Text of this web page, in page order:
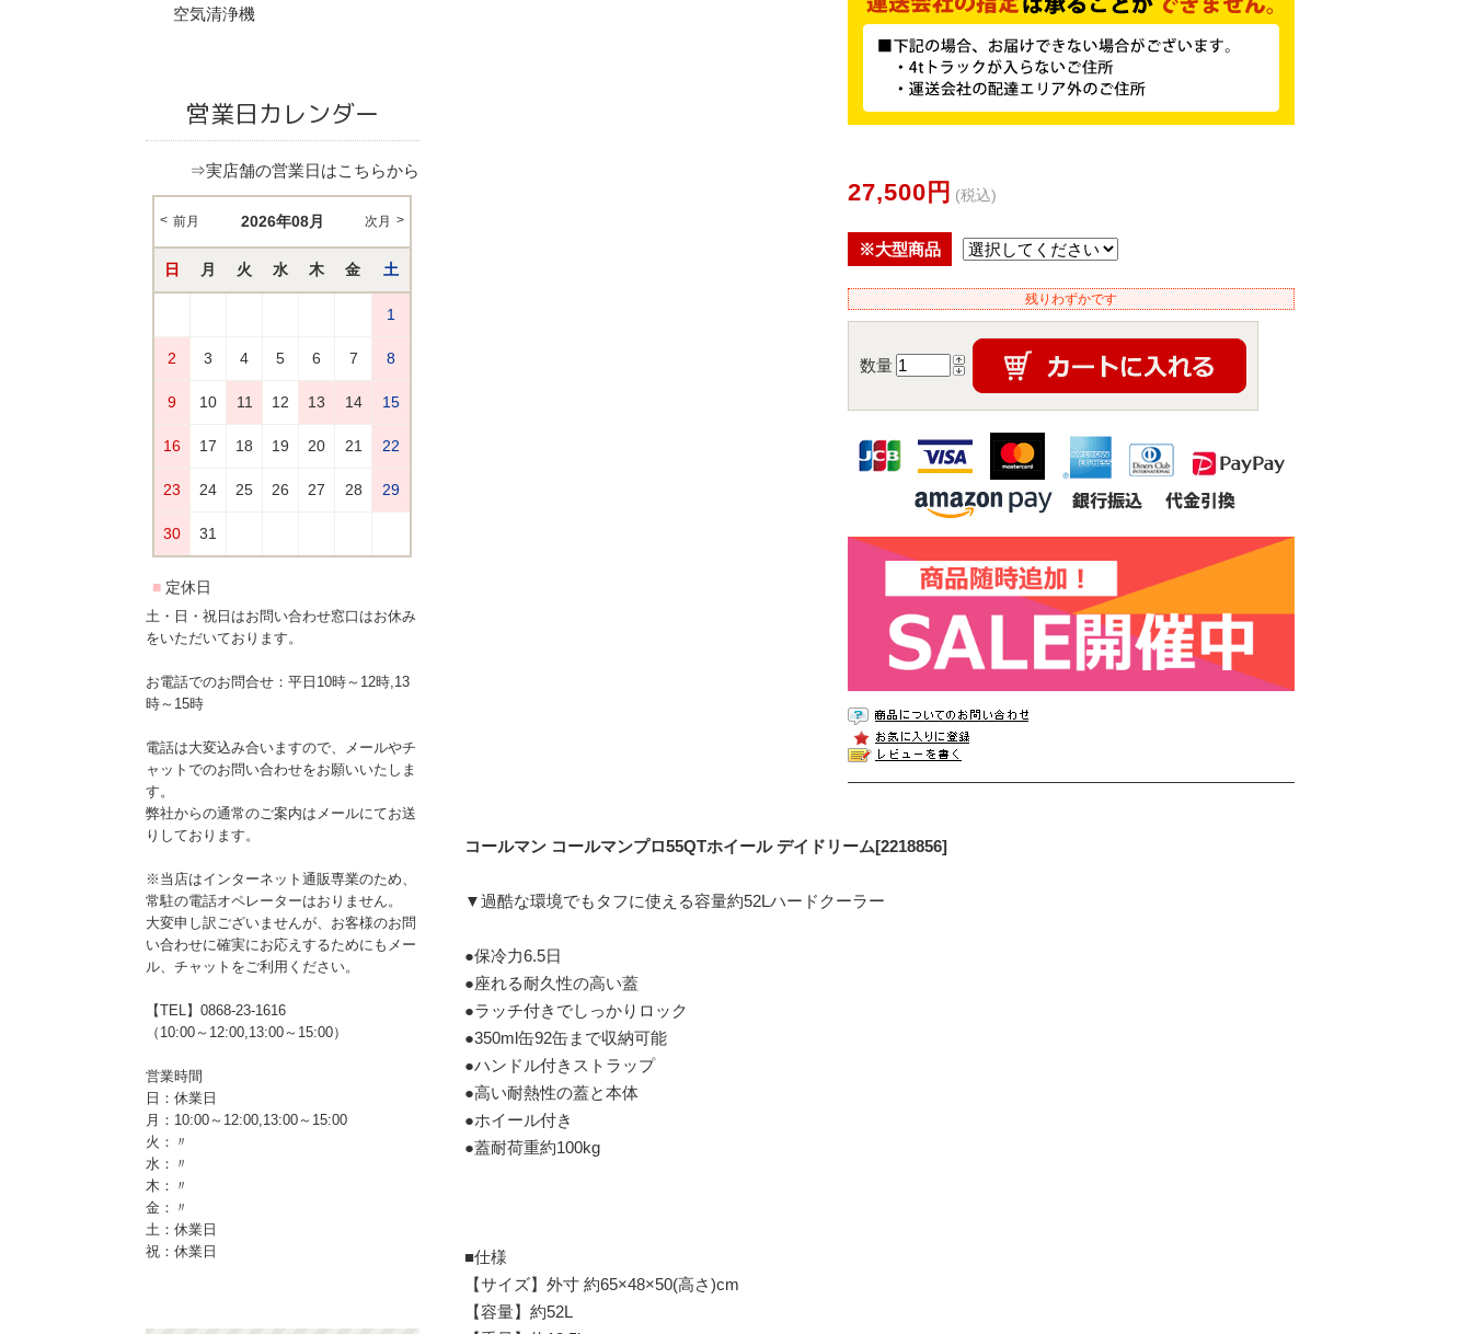
空気清浄機
営業日カレンダー
⇒実店舗の営業日はこちらから
土・日・祝日はお問い合わせ窓口はお休み
をいただいております。
お電話でのお問合せ：平日10時～12時,13
時～15時
電話は大変込み合いますので、メールやチ
ャットでのお問い合わせをお願いいたしま
す。
弊社からの通常のご案内はメールにてお送
りしております。
※当店はインターネット通販専業のため、
常駐の電話オペレーターはおりません。
大変申し訳ございませんが、お客様のお問
い合わせに確実にお応えするためにもメー
ル、チャットをご利用ください。
【TEL】0868-23-1616
（10:00～12:00,13:00～15:00）
営業時間
日：休業日
月：10:00～12:00,13:00～15:00
火：〃
水：〃
木：〃
金：〃
土：休業日
祝：休業日
27,500円 (税込)
※大型商品
残りわずかです
数量
コールマン コールマンプロ55QTホイール デイドリーム[2218856]
▼過酷な環境でもタフに使える容量約52Lハードクーラー
●保冷力6.5日
●座れる耐久性の高い蓋
●ラッチ付きでしっかりロック
●350ml缶92缶まで収納可能
●ハンドル付きストラップ
●高い耐熱性の蓋と本体
●ホイール付き
●蓋耐荷重約100kg
■仕様
【サイズ】外寸 約65×48×50(高さ)cm
【容量】約52L